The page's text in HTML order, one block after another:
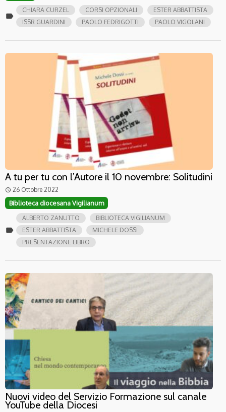
label
CHIARA CURZEL CORSI OPZIONALI
ESTER ABBATTISTA
ISSR GUARDINI
PAOLO FEDRIGOTTI PAOLO VIGOLANI
A tu per tu con l’Autore il 10 novembre: Solitudini
access_time 26 Ottobre 2022
Biblioteca diocesana Vigilianum
label
ALBERTO ZANUTTO
BIBLIOTECA VIGILIANUM
ESTER ABBATTISTA
MICHELE DOSSI
PRESENTAZIONE LIBRO
Nuovi video del Servizio Formazione sul canale
YouTube della Diocesi